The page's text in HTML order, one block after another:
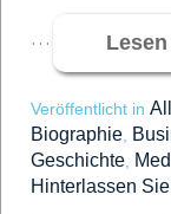
…
Veröffentlicht in
Biographie
Geschichte
Hinterlassen